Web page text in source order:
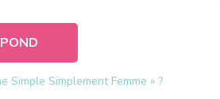
Simple Simplement Femme » ?